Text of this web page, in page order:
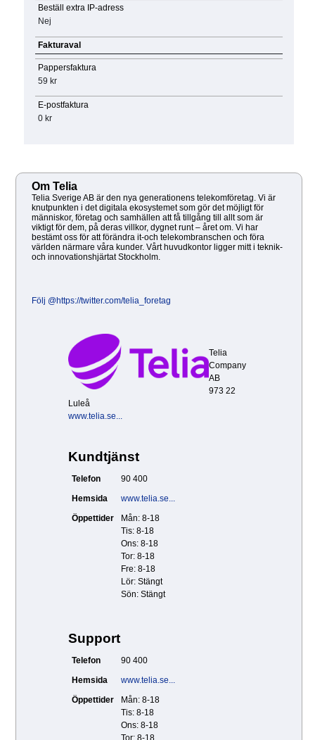
Beställ extra IP-adress
Nej
Fakturaval
Pappersfaktura
59 kr
E-postfaktura
0 kr
Om Telia
Telia Sverige AB är den nya generationens telekomföretag. Vi är
knutpunkten i det digitala ekosystemet som gör det möjligt för
människor, företag och samhällen att få tillgång till allt som är
viktigt för dem, på deras villkor, dygnet runt – året om. Vi har
bestämt oss för att förändra it-och telekombranschen och föra
världen närmare våra kunder. Vårt huvudkontor ligger mitt i teknik-
och innovationshjärtat Stockholm.
Följ @https://twitter.com/telia_foretag
Telia
Company
AB
973 22
Luleå
www.telia.se...
Kundtjänst
Telefon
90 400
Hemsida
www.telia.se...
Öppettider
Mån: 8-18
Tis: 8-18
Ons: 8-18
Tor: 8-18
Fre: 8-18
Lör: Stängt
Sön: Stängt
Support
Telefon
90 400
Hemsida
www.telia.se...
Öppettider
Mån: 8-18
Tis: 8-18
Ons: 8-18
Tor: 8-18